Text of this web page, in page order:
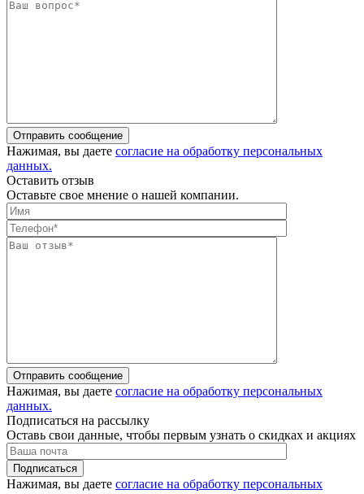
Отправить сообщение
Нажимая, вы даете согласие на обработку персональных
данных.
Оставить отзыв
Оставьте свое мнение о нашей компании.
Отправить сообщение
Нажимая, вы даете согласие на обработку персональных
данных.
Подписаться на рассылку
Оставь свои данные, чтобы первым узнать о скидках и акциях
Подписаться
Нажимая, вы даете согласие на обработку персональных